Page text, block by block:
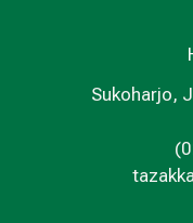
Sukoharjo,